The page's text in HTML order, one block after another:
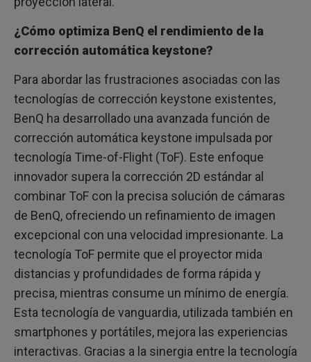
¿Cómo optimiza BenQ el rendimiento de la
corrección automática keystone?
Para abordar las frustraciones asociadas con las
tecnologías de corrección keystone existentes,
BenQ ha desarrollado una avanzada función de
corrección automática keystone impulsada por
tecnología Time-of-Flight (ToF). Este enfoque
innovador supera la corrección 2D estándar al
combinar ToF con la precisa solución de cámaras
de BenQ, ofreciendo un refinamiento de imagen
excepcional con una velocidad impresionante. La
tecnología ToF permite que el proyector mida
distancias y profundidades de forma rápida y
precisa, mientras consume un mínimo de energía.
Esta tecnología de vanguardia, utilizada también en
smartphones y portátiles, mejora las experiencias
interactivas. Gracias a la sinergia entre la tecnología